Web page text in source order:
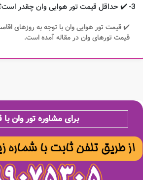
3- ✔️ حداقل قیمت تور هوایی وان چقدر است؟
✔️ قیمت تور هوایی وان با توجه به روزهای
قیمت تورهای وان در مقاله آمده است.
برای مشاوره تور وان با